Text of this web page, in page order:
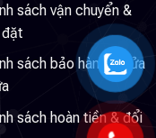
sách vận chuyển &
đặt
sách bảo hành & sửa
sách hoàn tiền & đổi